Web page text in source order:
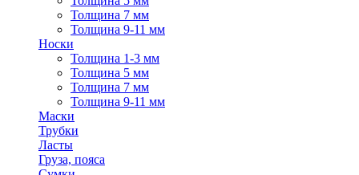
Толщина 7 мм
Толщина 9-11 мм
Носки
Толщина 1-3 мм
Толщина 5 мм
Толщина 7 мм
Толщина 9-11 мм
Маски
Трубки
Ласты
Груза, пояса